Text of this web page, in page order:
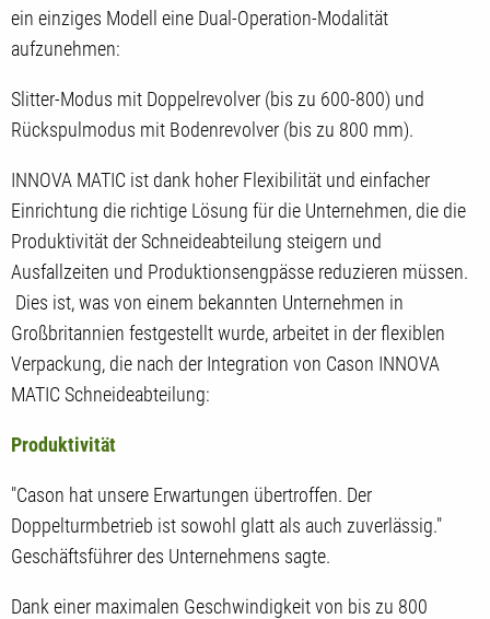
ein einziges Modell eine Dual-Operation-Modalität
aufzunehmen:
Slitter-Modus mit Doppelrevolver (bis zu 600-800) und
Rückspulmodus mit Bodenrevolver (bis zu 800 mm).
INNOVA MATIC ist dank hoher Flexibilität und einfacher
Einrichtung die richtige Lösung für die Unternehmen, die die
Produktivität der Schneideabteilung steigern und
Ausfallzeiten und Produktionsengpässe reduzieren müssen.
Dies ist, was von einem bekannten Unternehmen in
Großbritannien festgestellt wurde, arbeitet in der flexiblen
Verpackung, die nach der Integration von Cason INNOVA
MATIC Schneideabteilung:
Produktivität
"Cason hat unsere Erwartungen übertroffen. Der
Doppelturmbetrieb ist sowohl glatt als auch zuverlässig."
Geschäftsführer des Unternehmens sagte.
Dank einer maximalen Geschwindigkeit von bis zu 800